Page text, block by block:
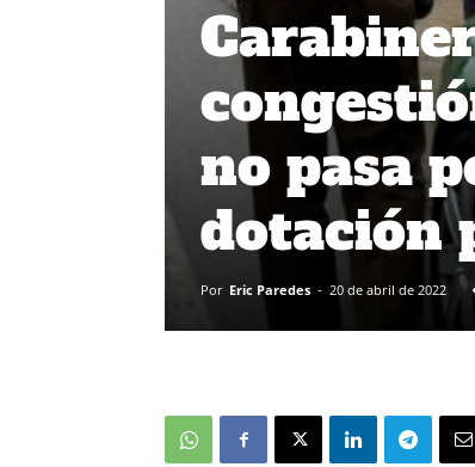
no pasa
dotación
Por Eric Paredes - 20 de abril de 2022